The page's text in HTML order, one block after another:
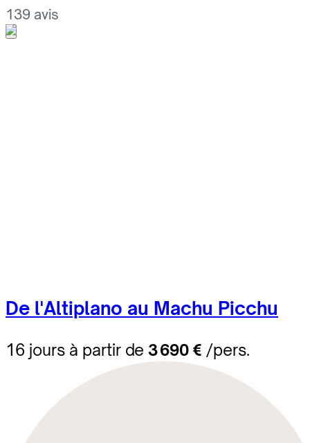
139 avis
De l'Altiplano au Machu Picchu
16 jours à partir de 3 690 € /pers.